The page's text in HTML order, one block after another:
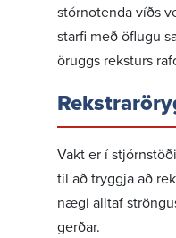
Útgáfa og
Persónuverndarreglur
Fjölmiðlatorg –
Myndbönd
Styrkir og auglýsingar
Hugtakasafn
stór­not­enda víðs
starfi með öflugu
öruggs reksturs
Vakt er í
til að tryggja að
nægi alltaf
gerðar.